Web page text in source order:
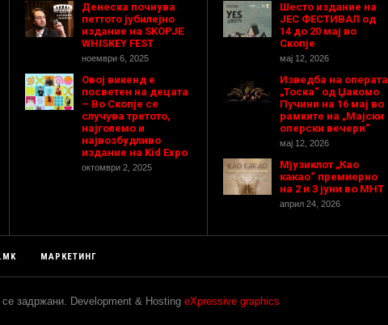
Денеска почнува
петтото јубилејно
издание на SKOPJE
WHISKEY FEST
ноември 6, 2025
Овој викенд е
посветен на децата
– Во Скопје се
случува третото,
најголемо и
највозбудливо
издание на Kid Expo
октомври 2, 2025
Шесто издание на
ЈЕС ФЕСТИВАЛ од
14 до 20 мај во
Скопје
мај 12, 2026
Изведба на операта
„Тоска“ од Џакомо
Пучини на 16 мај во
рамките на „Мајски
оперски вечери“
мај 12, 2026
Мјузиклот „Као
какао“ премиерно
на 2 и 3 јуни во МНТ
април 24, 2026
МАРКЕТИНГ
задржани. Development & Hosting eXpressive graphics